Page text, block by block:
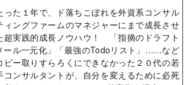
った１年で、ド落ちこぼれを外資系コンサル
ィングファームのマネジャーにまで成長させ
超実践的成長ノウハウ！ 「指摘のドラフト
ール一元化」「最強のTodoリスト」……など
ピー取りすらろくにできなかった２０代の若
コンサルタントが、自分を変えるために必死